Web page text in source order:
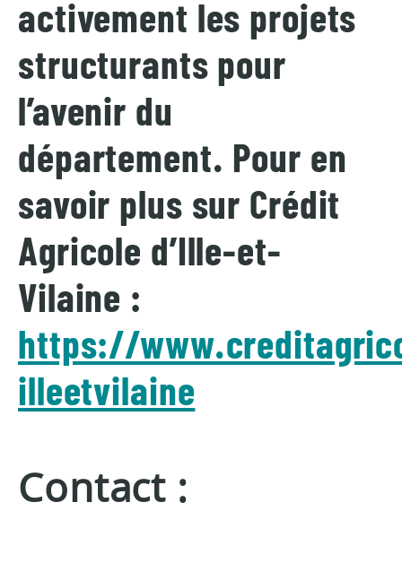
activement les projets
structurants pour
l’avenir du
département. Pour en
savoir plus sur Crédit
Agricole d’Ille-et-
Vilaine :
https://
illeetvilaine
Contact :